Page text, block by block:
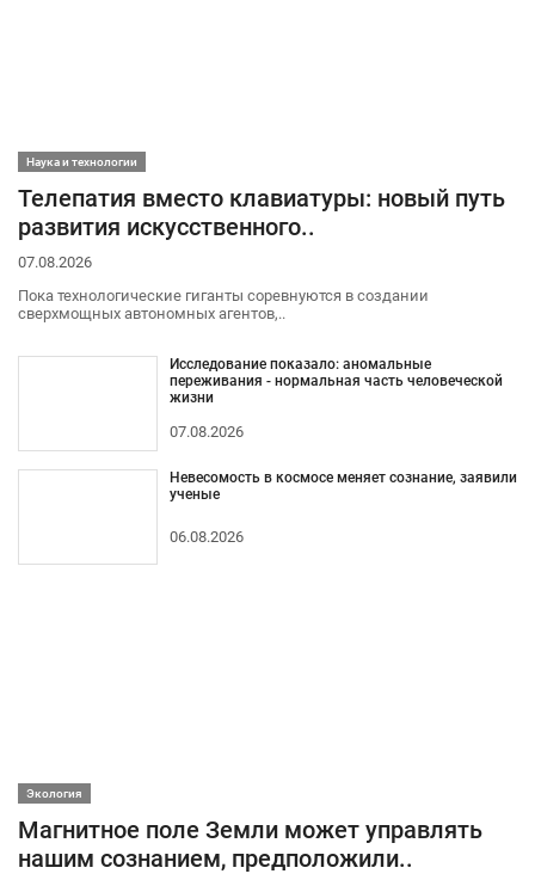
Наука и технологии
Телепатия вместо клавиатуры: новый путь
развития искусственного..
07.08.2026
Пока технологические гиганты соревнуются в создании
сверхмощных автономных агентов,..
Исследование показало: аномальные
переживания - нормальная часть человеческой
жизни
07.08.2026
Невесомость в космосе меняет сознание, заявили
ученые
06.08.2026
Экология
Магнитное поле Земли может управлять
нашим сознанием, предположили..